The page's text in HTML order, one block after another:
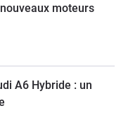
moteurs
A6 Hybride : un